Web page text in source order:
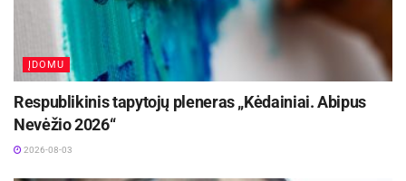
ĮDOMU
Respublikinis tapytojų pleneras „Kėdainiai. Abipus
Nevėžio 2026“
2026-08-03